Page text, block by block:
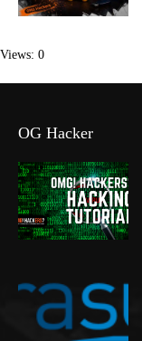
Views: 0
OG Hacker